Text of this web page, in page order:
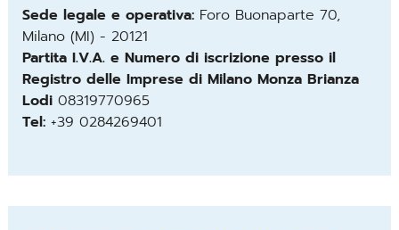
Sede legale e operativa: Foro Buonaparte 70,
Milano (MI) - 20121
Partita I.V.A. e Numero di iscrizione presso il
Registro delle Imprese di Milano Monza Brianza
Lodi 08319770965
Tel: +39 0284269401